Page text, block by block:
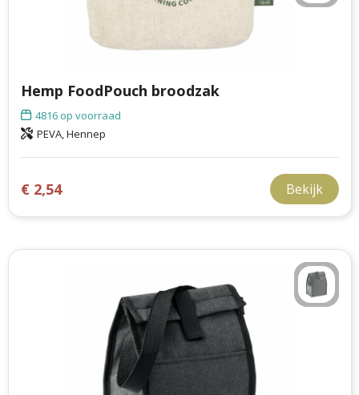
Hemp FoodPouch broodzak
4816op voorraad
PEVA, Hennep
€ 2,54 Bekijk